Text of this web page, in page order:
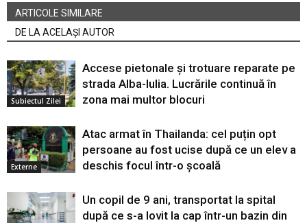
ARTICOLE SIMILARE
DE LA ACELAȘI AUTOR
Subiectul Zilei
Accese pietonale și trotuare reparate pe
strada Alba-Iulia. Lucrările continuă în
zona mai multor blocuri
Externe
Atac armat în Thailanda: cel puțin opt
persoane au fost ucise după ce un elev a
deschis focul într-o școală
Un copil de 9 ani, transportat la spital
după ce s-a lovit la cap într-un bazin din